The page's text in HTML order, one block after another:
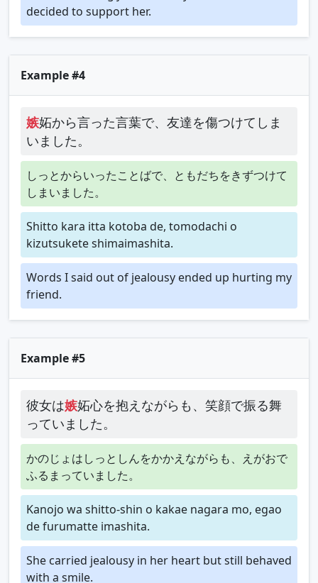
decided to support her.
Example #4
嫉妬から言った言葉で、友達を傷つけてしま
いました。
しっとからいったことばで、ともだちをきずつけて
しまいました。
Shitto kara itta kotoba de, tomodachi o
kizutsukete shimaimashita.
Words I said out of jealousy ended up hurting my
friend.
Example #5
彼女は嫉妬心を抱えながらも、笑顔で振る舞
っていました。
かのじょはしっとしんをかかえながらも、えがおで
ふるまっていました。
Kanojo wa shitto-shin o kakae nagara mo, egao
de furumatte imashita.
She carried jealousy in her heart but still behaved
with a smile.